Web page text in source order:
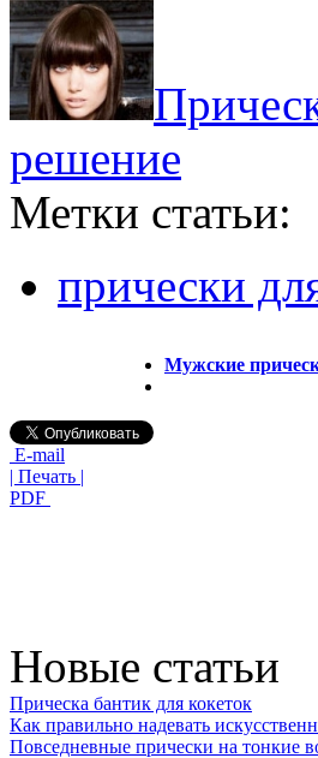
решение
Метки статьи:
прически
Мужские
E-mail
| Печать |
PDF
Новые статьи
Прическа бантик для кокеток
Как правильно надевать
Повседневные прически на тонкие